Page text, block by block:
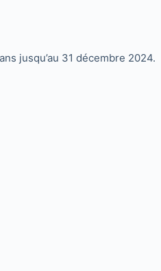
jusqu’au 31 décembre 2024.